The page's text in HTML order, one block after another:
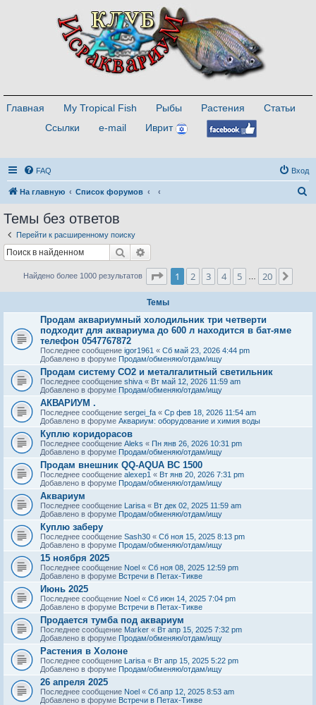
Главная My Tropical Fish Рыбы Растения
Статьи
Ссылки
e-mail Иврит
FAQ Вход
На главную Список форумов
Темы без ответов
Перейти к расширенному поиску
Поиск
Найдено более 1000 результатов Страница1 из
1 2 3 4 5 20
Темы
Продам аквариумный холодильник три четверти
подходит для аквариума до 600 л находится в бат-яме
телефон 0547767872
Последнее сообщение igor1961 « Сб май 23, 2026 4:44 pm
Добавлено в форуме Продам/обменяю/отдам/ищу
Продам систему СО2 и металгалитный светильник
Последнее сообщение shiva « Вт май 12, 2026 11:59 am
Добавлено в форуме Продам/обменяю/отдам/ищу
АКВАРИУМ .
Последнее сообщение sergei_fa « Ср фев 18, 2026 11:54 am
Добавлено в форуме Аквариум: оборудование и химия воды
Куплю коридорасов
Последнее сообщение Aleks « Пн янв 26, 2026 10:31 pm
Добавлено в форуме Продам/обменяю/отдам/ищу
Продам внешник QQ-AQUA BC 1500
Последнее сообщение alexep1 « Вт янв 20, 2026 7:31 pm
Добавлено в форуме Продам/обменяю/отдам/ищу
Аквариум
Последнее сообщение Larisa « Вт дек 02, 2025 11:59 am
Добавлено в форуме Продам/обменяю/отдам/ищу
Куплю заберу
Последнее сообщение Sash30 « Сб ноя 15, 2025 8:13 pm
Добавлено в форуме Продам/обменяю/отдам/ищу
15 ноября 2025
Последнее сообщение Noel « Сб ноя 08, 2025 12:59 pm
Добавлено в форуме Встречи в Петах-Тикве
Июнь 2025
Последнее сообщение Noel « Сб июн 14, 2025 7:04 pm
Добавлено в форуме Встречи в Петах-Тикве
Продается тумба под аквариум
Последнее сообщение Marker « Вт апр 15, 2025 7:32 pm
Добавлено в форуме Продам/обменяю/отдам/ищу
Растения в Холоне
Последнее сообщение Larisa « Вт апр 15, 2025 5:22 pm
Добавлено в форуме Продам/обменяю/отдам/ищу
26 апреля 2025
Последнее сообщение Noel « Сб апр 12, 2025 8:53 am
Добавлено в форуме Встречи в Петах-Тикве